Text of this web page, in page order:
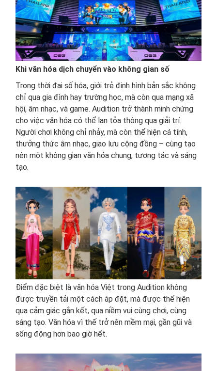
Khi văn hóa dịch chuyển vào không gian số
Trong thời đại số hóa, giới trẻ định hình bản sắc không
chỉ qua gia đình hay trường học, mà còn qua mạng xã
hội, âm nhạc, và game. Audition trở thành minh chứng
cho việc văn hóa có thể lan tỏa thông qua giải trí.
Người chơi không chỉ nhảy, mà còn thể hiện cá tính,
thưởng thức âm nhạc, giao lưu cộng đồng – cùng tạo
nên một không gian văn hóa chung, tương tác và sáng
tạo.
Điểm đặc biệt là văn hóa Việt trong Audition không
được truyền tải một cách áp đặt, mà được thể hiện
qua cảm giác gắn kết, qua niềm vui cùng chơi, cùng
sáng tạo. Văn hóa vì thế trở nên mềm mại, gần gũi và
sống động hơn bao giờ hết.